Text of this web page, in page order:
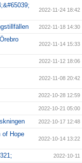
2022-11-24 18:42
2022-11-18 14:30
2022-11-14 15:33
2022-11-12 18:06
2022-11-08 20:42
2022-10-28 12:59
2022-10-21 05:00
2022-10-17 12:48
of Hope
2022-10-14 13:22
2022-10-11